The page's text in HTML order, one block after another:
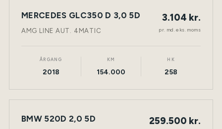
LEASING NY BIL DIESEL TØNDER
MERCEDES GLC350 D 3,0 5D
AMG LINE AUT. 4MATIC
3.104 kr.
pr. md. eks. moms
ÅRGANG
2018
KM
154.000
HK
258
NY BIL DIESEL TØNDER
BMW 520D 2,0 5D 259.500 kr.